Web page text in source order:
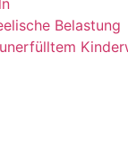
Belastung